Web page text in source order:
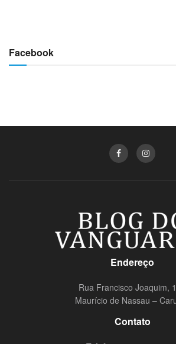
Facebook
Endereço
Rua Francisco Joaquim,
Maurício de Nassau –
Contato